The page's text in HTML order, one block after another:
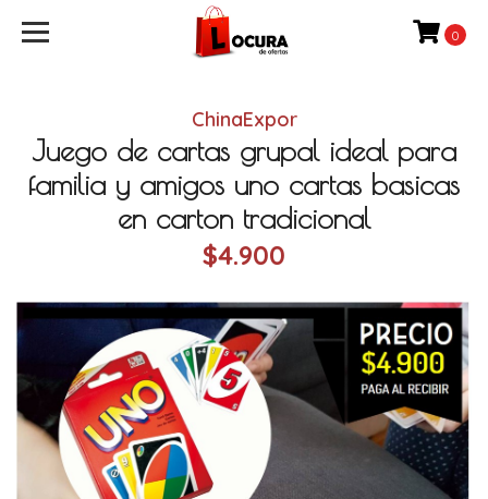
0
ChinaExpor
Juego de cartas grupal ideal para
familia y amigos uno cartas basicas
en carton tradicional
$4.900